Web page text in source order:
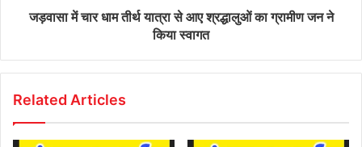
जड़वासा में चार धाम तीर्थ यात्रा से आए श्रद्धालुओं का ग्रामीण जन ने
किया स्वागत
Related Articles